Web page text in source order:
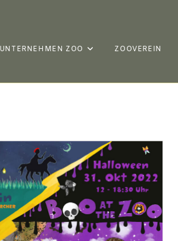
UNTERNEHMEN ZOO ZOOVEREIN